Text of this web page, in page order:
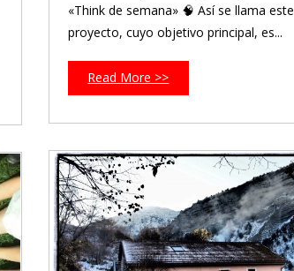
«Think de semana» 🧠 Así se llama este
proyecto, cuyo objetivo principal, es...
Read More >>